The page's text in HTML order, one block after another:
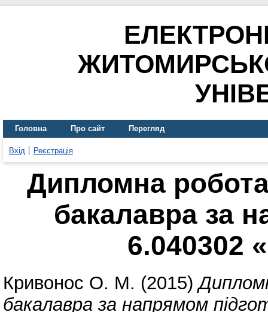
Головна Про сайт Перегляд
Вхід Реєстрація
Дипломна робота
бакалавра за
6.040302
Кривонос О. М. (2015)
бакалавра за напрямом